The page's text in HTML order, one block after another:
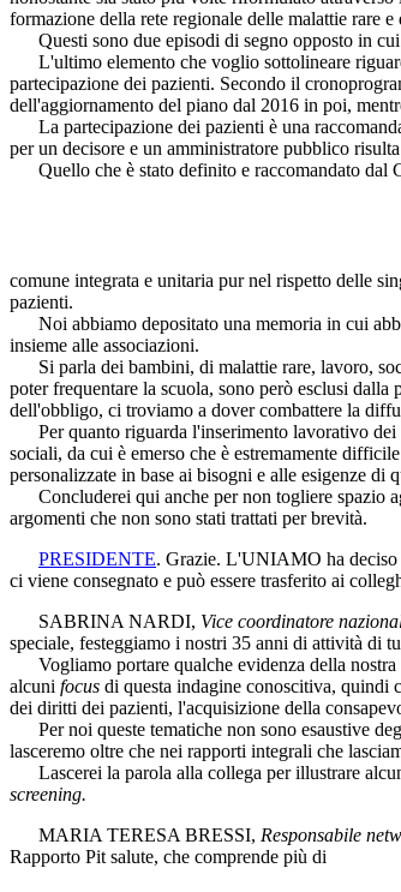
formazione della rete regionale delle malattie rare
Questi sono due episodi di segno opposto in cui
L'ultimo elemento che voglio sottolineare
partecipazione dei pazienti. Secondo il
dell'aggiornamento del piano dal 2016 in poi,
La partecipazione dei pazienti è una
per un decisore e un amministratore pubblico
Quello che è stato definito e raccomandato dal
comune integrata e unitaria pur nel rispetto delle
pazienti.
Noi abbiamo depositato una memoria in cui
insieme alle associazioni.
Si parla dei bambini, di malattie rare, lavoro,
poter frequentare la scuola, sono però esclusi
dell'obbligo, ci troviamo a dover combattere la
Per quanto riguarda l'inserimento lavorativo dei
sociali, da cui è emerso che è estremamente
personalizzate in base ai bisogni e alle esigenze di
Concluderei qui anche per non togliere spazio
argomenti che non sono stati trattati per brevità.
PRESIDENTE. Grazie. L'UNIAMO ha deciso
ci viene consegnato e può essere trasferito ai
SABRINA NARDI, Vice coordinatore
speciale, festeggiamo i nostri 35 anni di attività di
Vogliamo portare qualche evidenza della nostra
alcuni focus di questa indagine conoscitiva, quindi
dei diritti dei pazienti, l'acquisizione della
Per noi queste tematiche non sono esaustive
lasceremo oltre che nei rapporti integrali che
Lascerei la parola alla collega per illustrare
screening.
MARIA TERESA BRESSI, Responsabile
Rapporto Pit salute, che comprende più di